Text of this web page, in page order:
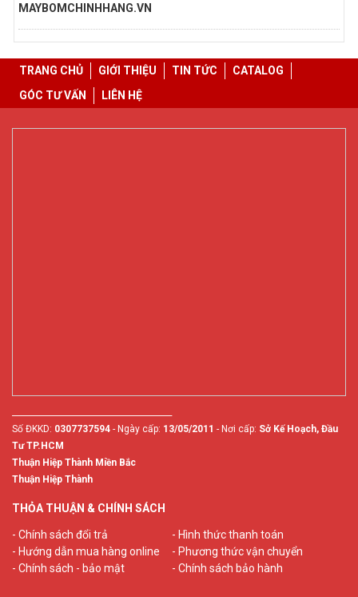
MAYBOMCHINHHANG.VN
TRANG CHỦ GIỚI THIỆU TIN TỨC
CATALOG
GÓC TƯ VẤN
LIÊN HỆ
Số ĐKKD: 0307737594 - Ngày cấp: 13/05/2011 - Nơi cấp: Sở Kế Hoạch, Đầu
Tư TP.HCM
Thuận Hiệp Thành Miền Bắc
Thuận Hiệp Thành
THỎA THUẬN & CHÍNH SÁCH
- Chính sách đổi trả
- Hình thức thanh toán
- Hướng dẫn mua hàng online
- Phương thức vận chuyển
- Chính sách - bảo mật
- Chính sách bảo hành